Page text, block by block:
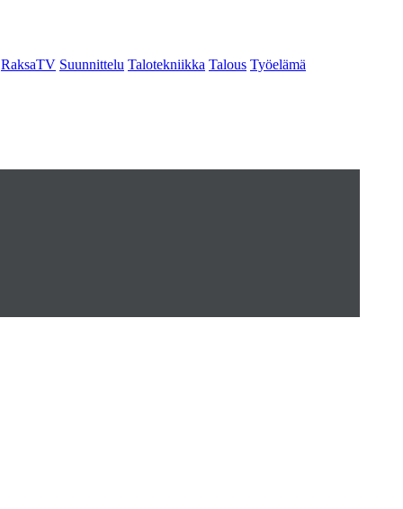
RaksaTV Suunnittelu Talotekniikka Talous Työelämä